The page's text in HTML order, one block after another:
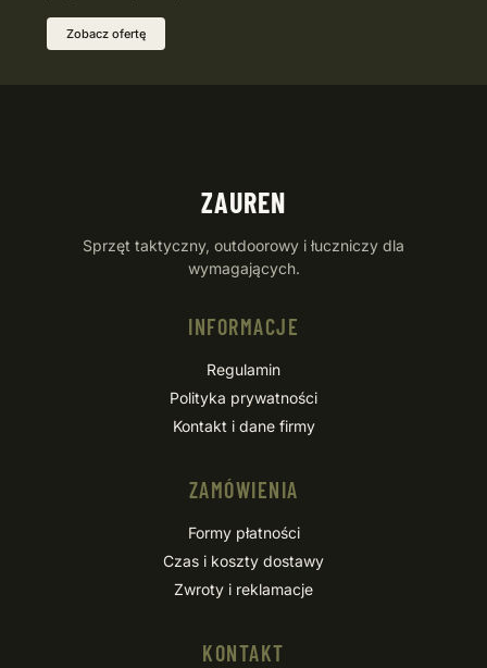
Zobacz ofertę
ZAUREN
Sprzęt taktyczny, outdoorowy i łuczniczy dla
wymagających.
INFORMACJE
Regulamin
Polityka prywatności
Kontakt i dane firmy
ZAMÓWIENIA
Formy płatności
Czas i koszty dostawy
Zwroty i reklamacje
KONTAKT